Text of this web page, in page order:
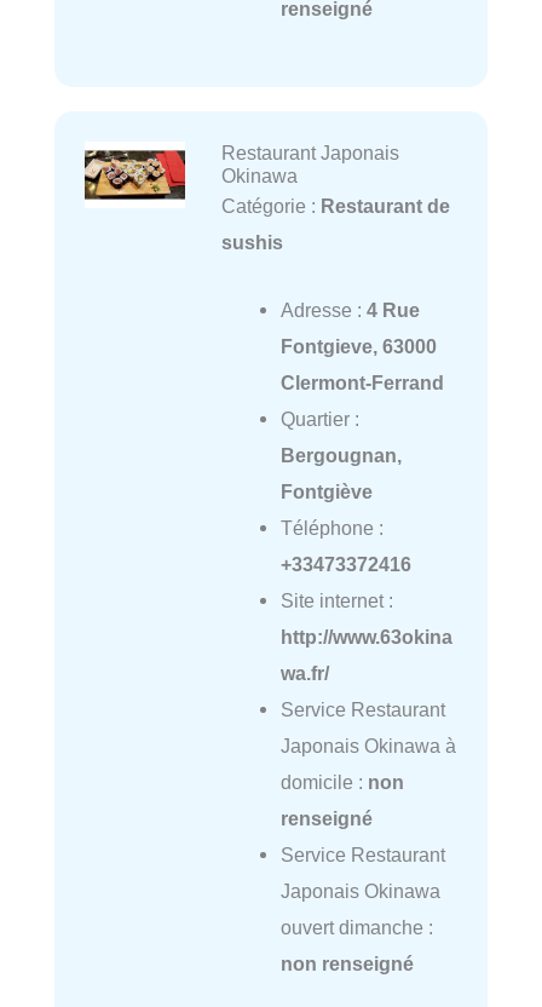
renseigné
Restaurant Japonais
Okinawa
Catégorie : Restaurant de
sushis
Adresse : 4 Rue
Fontgieve, 63000
Clermont-Ferrand
Quartier :
Bergougnan,
Fontgiève
Téléphone :
+33473372416
Site internet :
http://www.63okina
wa.fr/
Service Restaurant
Japonais Okinawa à
domicile : non
renseigné
Service Restaurant
Japonais Okinawa
ouvert dimanche :
non renseigné